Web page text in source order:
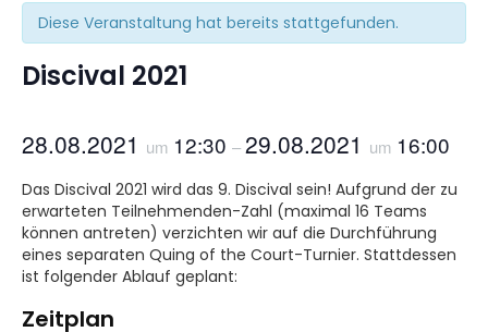
Diese Veranstaltung hat bereits stattgefunden.
Discival 2021
28.08.2021 um 12:30 –29.08.2021 um 16:00
Das Discival 2021 wird das 9. Discival sein! Aufgrund der zu
erwarteten Teilnehmenden-Zahl (maximal 16 Teams
können antreten) verzichten wir auf die Durchführung
eines separaten Quing of the Court-Turnier. Stattdessen
ist folgender Ablauf geplant:
Zeitplan